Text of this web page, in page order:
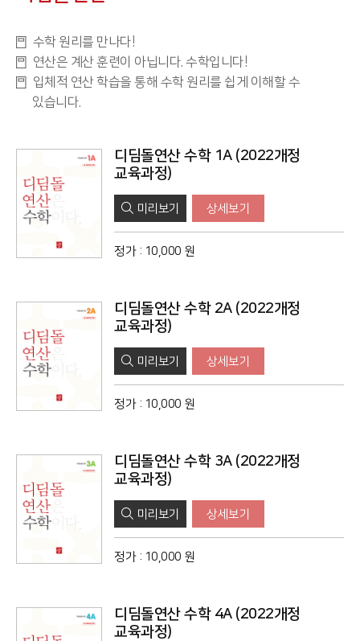
수학 원리를 만나다!
연산은 계산 훈련이 아닙니다. 수학입니다!
입체적 연산 학습을 통해 수학 원리를 쉽게 이해할 수
있습니다.
디딤돌연산 수학 1A (2022개정
교육과정)
미리보기 상세보기
정가: 10,000 원
디딤돌연산 수학 2A (2022개정
교육과정)
미리보기 상세보기
정가: 10,000 원
디딤돌연산 수학 3A (2022개정
교육과정)
미리보기 상세보기
정가: 10,000 원
디딤돌연산 수학 4A (2022개정
교육과정)